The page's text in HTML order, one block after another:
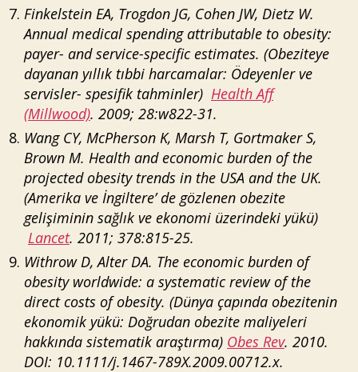
Finkelstein EA, Trogdon JG, Cohen JW, Dietz W.
Annual medical spending attributable to obesity:
payer- and service-specific estimates. (Obeziteye
dayanan yıllık tıbbi harcamalar: Ödeyenler ve
servisler- spesifik tahminler) Health Aff
(Millwood). 2009; 28:w822-31.
Wang CY, McPherson K, Marsh T, Gortmaker S,
Brown M. Health and economic burden of the
projected obesity trends in the USA and the UK.
(Amerika ve İngiltere’ de gözlenen obezite
gelişiminin sağlık ve ekonomi üzerindeki yükü)
Lancet. 2011; 378:815-25.
Withrow D, Alter DA. The economic burden of
obesity worldwide: a systematic review of the
direct costs of obesity. (Dünya çapında obezitenin
ekonomik yükü: Doğrudan obezite maliyeleri
hakkında sistematik araştırma) Obes Rev. 2010.
DOI: 10.1111/j.1467-789X.2009.00712.x.